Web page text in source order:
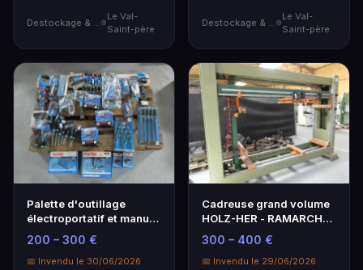
Destockage & Invendus
Le Val-
Saint-père
Destockage & Invendus
Le Val-
Saint-père
Palette d'outillage
électroportatif et manuel
FIXTEC (neuf).
200 – 300 €
📅 Invendu le 30/06/2026
Cadreuse grand volume
HOLZ-HER - RAMARCH
PN 30.
300 – 400 €
📅 Invendu le 29/06/2026